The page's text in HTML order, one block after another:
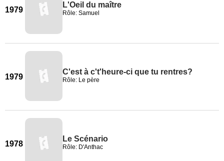
1979
L'Oeil du maître
Rôle: Samuel
1979
C'est à c't'heure-ci que tu rentres?
Rôle: Le père
1978
Le Scénario
Rôle: D'Anthac